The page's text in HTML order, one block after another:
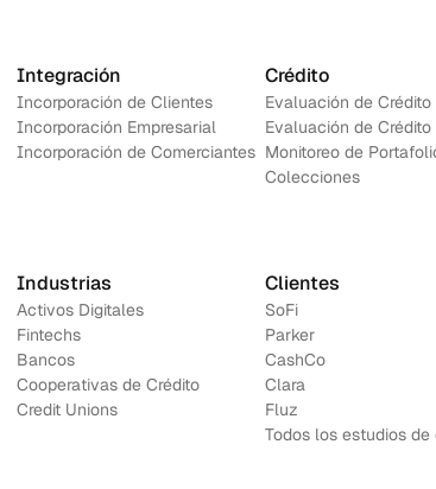
Integración
Incorporación de Clientes
Incorporación Empresarial
Incorporación de Comerciantes
Crédito
Evaluación de Crédito
Evaluación de
Monitoreo de
Colecciones
Industrias
Activos Digitales
Fintechs
Bancos
Cooperativas de Crédito
Credit Unions
Clientes
SoFi
Parker
CashCo
Clara
Fluz
Todos los estudios de